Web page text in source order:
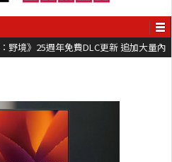
野境》25週年免費DLC更新 追加大量內
扣